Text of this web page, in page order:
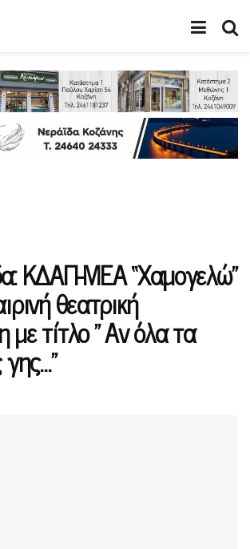
ΚΔΑΠ-ΜΕΑ “Χαμογελώ”
θεατρική
τίτλο ” Αν όλα τα